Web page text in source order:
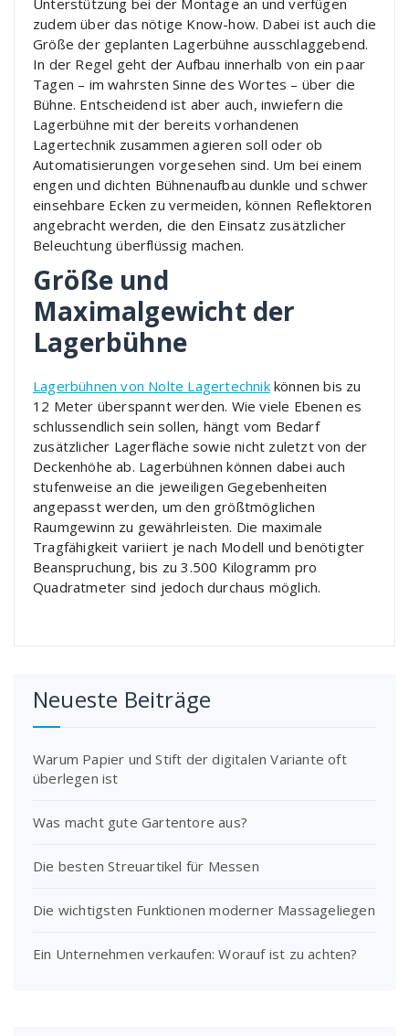
Unterstützung bei der Montage an und verfügen
zudem über das nötige Know-how. Dabei ist auch die
Größe der geplanten Lagerbühne ausschlaggebend.
In der Regel geht der Aufbau innerhalb von ein paar
Tagen – im wahrsten Sinne des Wortes – über die
Bühne. Entscheidend ist aber auch, inwiefern die
Lagerbühne mit der bereits vorhandenen
Lagertechnik zusammen agieren soll oder ob
Automatisierungen vorgesehen sind. Um bei einem
engen und dichten Bühnenaufbau dunkle und schwer
einsehbare Ecken zu vermeiden, können Reflektoren
angebracht werden, die den Einsatz zusätzlicher
Beleuchtung überflüssig machen.
Größe und
Maximalgewicht der
Lagerbühne
Lagerbühnen von Nolte Lagertechnikkönnen bis zu
12 Meter überspannt werden. Wie viele Ebenen es
schlussendlich sein sollen, hängt vom Bedarf
zusätzlicher Lagerfläche sowie nicht zuletzt von der
Deckenhöhe ab. Lagerbühnen können dabei auch
stufenweise an die jeweiligen Gegebenheiten
angepasst werden, um den größtmöglichen
Raumgewinn zu gewährleisten. Die maximale
Tragfähigkeit variiert je nach Modell und benötigter
Beanspruchung, bis zu 3.500 Kilogramm pro
Quadratmeter sind jedoch durchaus möglich.
Neueste Beiträge
Warum Papier und Stift der digitalen Variante oft
überlegen ist
Was macht gute Gartentore aus?
Die besten Streuartikel für Messen
Die wichtigsten Funktionen moderner Massageliegen
Ein Unternehmen verkaufen: Worauf ist zu achten?